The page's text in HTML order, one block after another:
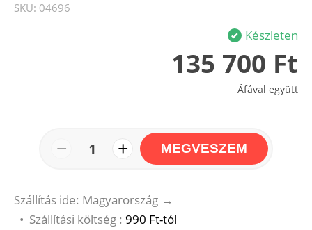
SKU: 04696
Készleten
135 700 Ft
Áfával együtt
− 1 + MEGVESZEM
Szállítás ide: Magyarország →
• Szállítási költség : 990 Ft-tól